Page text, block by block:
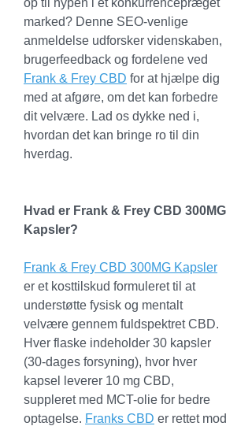
op til hypen i et konkurrencepræget
marked? Denne SEO-venlige
anmeldelse udforsker videnskaben,
Frank & Frey CBD for at hjælpe dig
med at afgøre, om det kan forbedre
dit velvære. Lad os dykke ned i,
hvordan det kan bringe ro til din
hverdag.
Hvad er Frank & Frey CBD 300MG
Kapsler?
Frank & Frey CBD 300MG Kapsler
er et kosttilskud formuleret til at
understøtte fysisk og mentalt
velvære gennem fuldspektret CBD.
Hver flaske indeholder 30 kapsler
(30-dages forsyning), hvor hver
kapsel leverer 10 mg CBD,
suppleret med MCT-olie for bedre
optagelse. Franks CBD er rettet mod